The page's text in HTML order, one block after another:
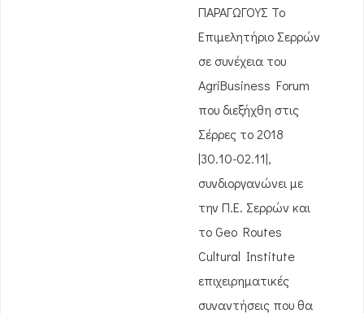
ΠΑΡΑΓΩΓΟΥΣ Το
Επιμελητήριο Σερρών
σε συνέχεια του
AgriBusiness Forum
που διεξήχθη στις
Σέρρες το 2018
|30.10-02.11|,
συνδιοργανώνει με
την Π.Ε. Σερρών και
το Geo Routes
Cultural Institute
επιχειρηματικές
συναντήσεις που θα